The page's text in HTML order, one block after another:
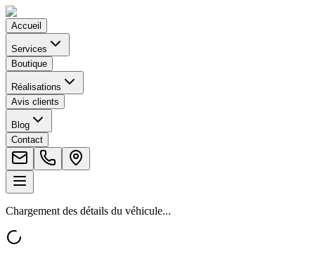
Accueil
Services
Boutique
Réalisations
Avis clients
Blog
Contact
Chargement des détails du véhicule...